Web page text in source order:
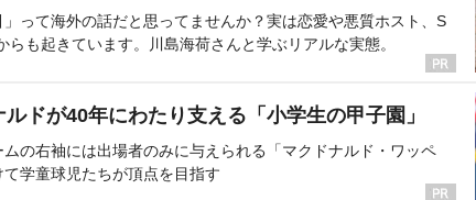
の結成時から純烈のメンバーとして活動。甘
と魅惑の歌声で純烈ではリードボーカルを務
」って海外の話だと思ってませんか？実は恋愛や悪質ホスト、S
らも起きています。川島海荷さんと学ぶリアルな実態。
ルドが40年にわたり支える「小学生の甲子園」
ムの右袖には出場者のみに与えられる「マクドナルド・ワッペ
て学童球児たちが頂点を目指す